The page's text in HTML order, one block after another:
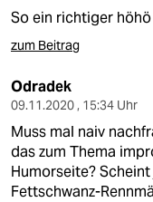
So ein richtiger
zum Beitrag
Odradek
09.11.2020 , 15:34 Uhr
Muss mal naiv
das zum Thema
Humorseite?
Fettschwanz-